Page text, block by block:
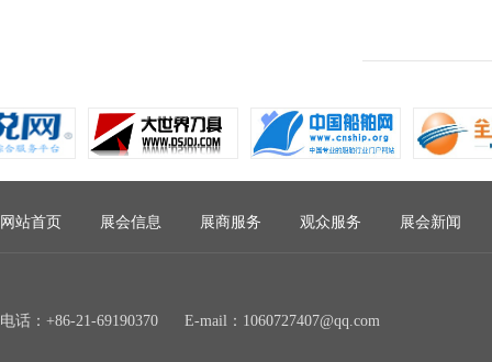
网站首页 展会信息 展商服务 观众服务 展会新闻
电话：+86-21-69190370 E-mail：1060727407@qq.com